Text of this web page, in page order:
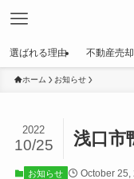
選ばれる理由 不動産売
ホーム お知らせ
浅口市
2022
10/25
お知らせ October 25,